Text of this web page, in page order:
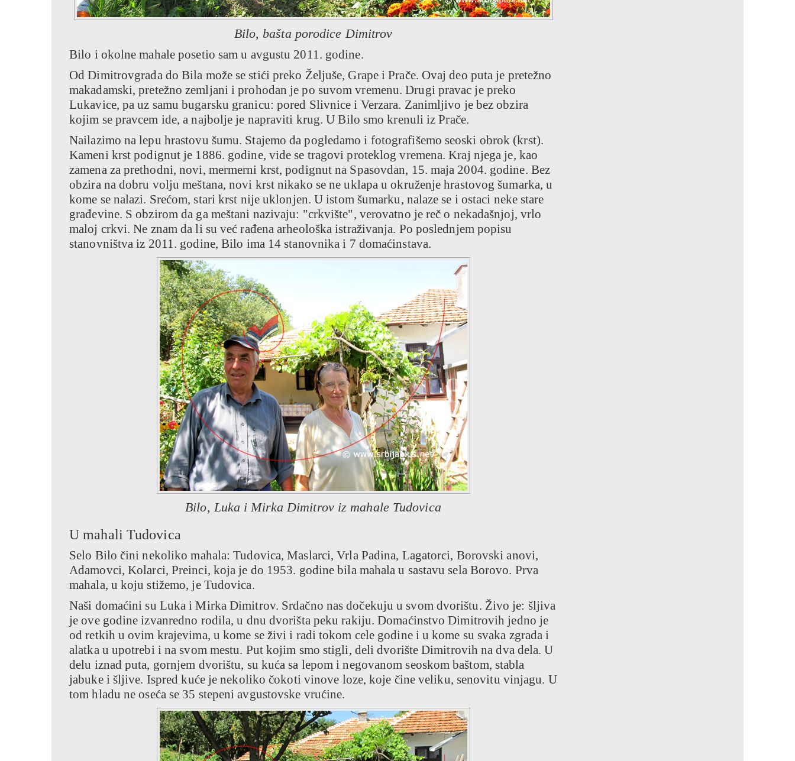
Bilo, bašta porodice Dimitrov
Bilo i okolne mahale posetio sam u avgustu 2011. godine.
Od Dimitrovgrada do Bila može se stići preko Željuše, Grape i Prače. Ovaj deo puta je pretežno
makadamski, pretežno zemljani i prohodan je po suvom vremenu. Drugi pravac je preko
Lukavice, pa uz samu bugarsku granicu: pored Slivnice i Verzara. Zanimljivo je bez obzira
kojim se pravcem ide, a najbolje je napraviti krug. U Bilo smo krenuli iz Prače.
Nailazimo na lepu hrastovu šumu. Stajemo da pogledamo i fotografišemo seoski obrok (krst).
Kameni krst podignut je 1886. godine, vide se tragovi proteklog vremena. Kraj njega je, kao
zamena za prethodni, novi, mermerni krst, podignut na Spasovdan, 15. maja 2004. godine. Bez
obzira na dobru volju meštana, novi krst nikako se ne uklapa u okruženje hrastovog šumarka, u
kome se nalazi. Srećom, stari krst nije uklonjen. U istom šumarku, nalaze se i ostaci neke stare
građevine. S obzirom da ga meštani nazivaju: "crkvište", verovatno je reč o nekadašnjoj, vrlo
maloj crkvi. Ne znam da li su već rađena arheološka istraživanja. Po poslednjem popisu
stanovništva iz 2011. godine, Bilo ima 14 stanovnika i 7 domaćinstava.
Bilo, Luka i Mirka Dimitrov iz mahale Tudovica
U mahali Tudovica
Selo Bilo čini nekoliko mahala: Tudovica, Maslarci, Vrla Padina, Lagatorci, Borovski anovi,
Adamovci, Kolarci, Preinci, koja je do 1953. godine bila mahala u sastavu sela Borovo. Prva
mahala, u koju stižemo, je Tudovica.
Naši domaćini su Luka i Mirka Dimitrov. Srdačno nas dočekuju u svom dvorištu. Živo je: šljiva
je ove godine izvanredno rodila, u dnu dvorišta peku rakiju. Domaćinstvo Dimitrovih jedno je
od retkih u ovim krajevima, u kome se živi i radi tokom cele godine i u kome su svaka zgrada i
alatka u upotrebi i na svom mestu. Put kojim smo stigli, deli dvorište Dimitrovih na dva dela. U
delu iznad puta, gornjem dvorištu, su kuća sa lepom i negovanom seoskom baštom, stabla
jabuke i šljive. Ispred kuće je nekoliko čokoti vinove loze, koje čine veliku, senovitu vinjagu. U
tom hladu ne oseća se 35 stepeni avgustovske vrućine.